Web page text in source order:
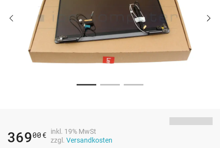
36900 €
inkl. 19% MwSt
zzgl. Versandkosten